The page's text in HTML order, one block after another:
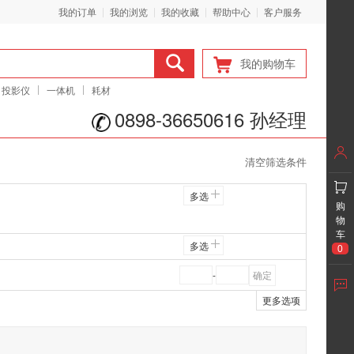
我的订单 我的浏览 我的收藏 帮助中心 客户服务
我的购物车
投影仪 一体机 耗材
0898-36650616 孙经理
清空筛选条件
多选
多选
-
更多选项
购
物
车
0